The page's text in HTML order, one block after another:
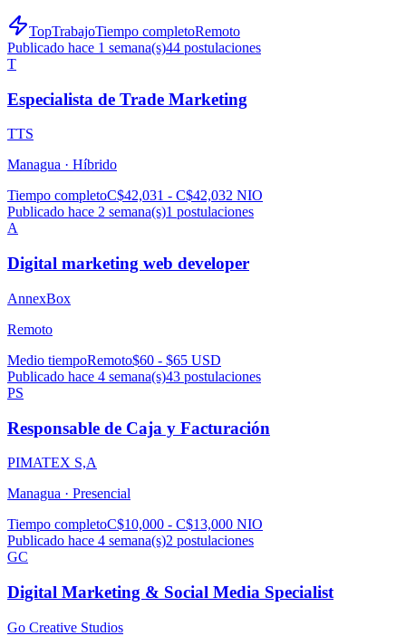
TopTrabajoTiempo completoRemoto
Publicado hace 1 semana(s)44 postulaciones
T
Especialista de Trade Marketing
TTS
Managua · Híbrido
Tiempo completoC$42,031 - C$42,032 NIO
Publicado hace 2 semana(s)1 postulaciones
A
Digital marketing web developer
AnnexBox
Remoto
Medio tiempoRemoto$60 - $65 USD
Publicado hace 4 semana(s)43 postulaciones
PS
Responsable de Caja y Facturación
PIMATEX S,A
Managua · Presencial
Tiempo completoC$10,000 - C$13,000 NIO
Publicado hace 4 semana(s)2 postulaciones
GC
Digital Marketing & Social Media Specialist
Go Creative Studios